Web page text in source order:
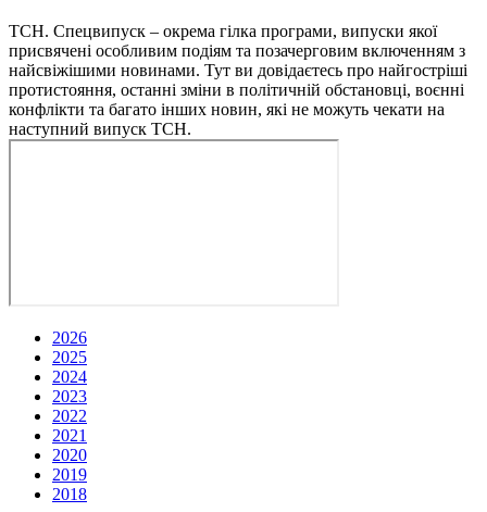
ТСН. Спецвипуск – окрема гілка програми, випуски якої
присвячені особливим подіям та позачерговим включенням з
найсвіжішими новинами. Тут ви довідаєтесь про найгостріші
протистояння, останні зміни в політичній обстановці, воєнні
конфлікти та багато інших новин, які не можуть чекати на
наступний випуск ТСН.
2026
2025
2024
2023
2022
2021
2020
2019
2018